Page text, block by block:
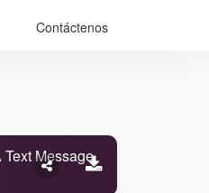
Contáctenos
Message